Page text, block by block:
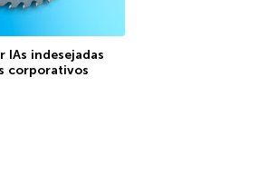
IAs indesejadas
corporativos